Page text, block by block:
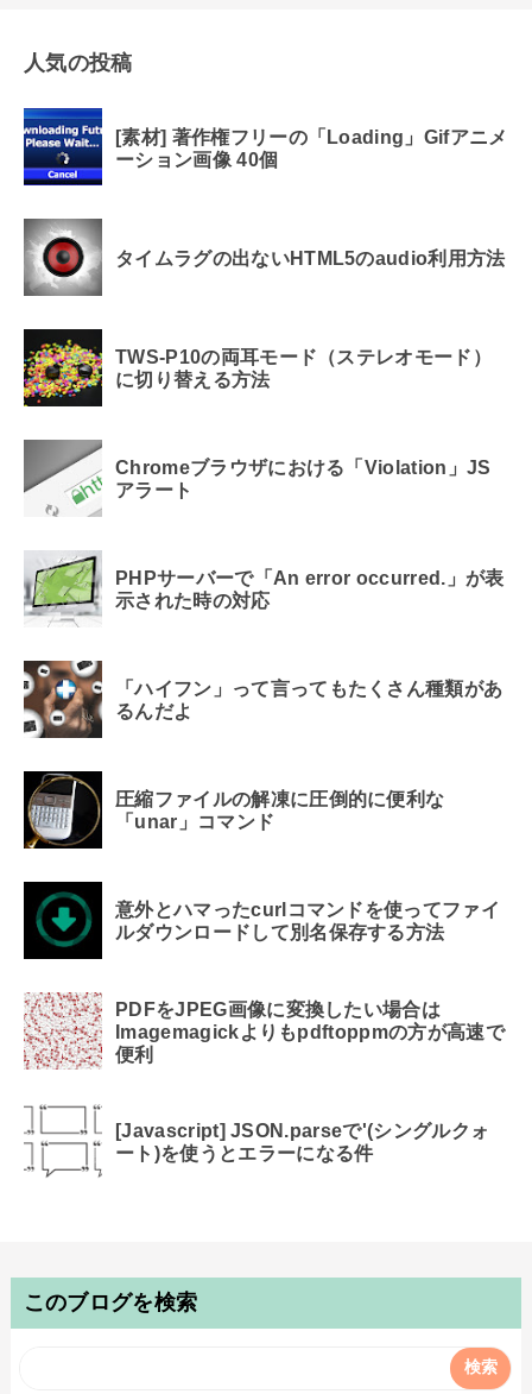
人気の投稿
[素材] 著作権フリーの「Loading」Gifアニメ
ーション画像 40個
タイムラグの出ないHTML5のaudio利用方法
TWS-P10の両耳モード（ステレオモード）
に切り替える方法
Chromeブラウザにおける「Violation」JS
アラート
PHPサーバーで「An error occurred.」が表
示された時の対応
「ハイフン」って言ってもたくさん種類があ
るんだよ
圧縮ファイルの解凍に圧倒的に便利な
「unar」コマンド
意外とハマったcurlコマンドを使ってファイ
ルダウンロードして別名保存する方法
PDFをJPEG画像に変換したい場合は
Imagemagickよりもpdftoppmの方が高速で
便利
[Javascript] JSON.parseで'(シングルクォ
ート)を使うとエラーになる件
このブログを検索